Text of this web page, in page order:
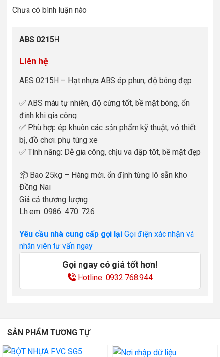
Chưa có bình luận nào
ABS 0215H
Liên hệ
ABS 0215H – Hạt nhựa ABS ép phun, độ bóng đẹp
✅ ABS màu tự nhiên, độ cứng tốt, bề mặt bóng, ổn
định khi gia công
✅ Phù hợp ép khuôn các sản phẩm kỹ thuật, vỏ thiết
bị, đồ chơi, phụ tùng xe
✅ Tính năng: Dễ gia công, chịu va đập tốt, bề mặt đẹp
📦 Bao 25kg – Hàng mới, ổn định từng lô sẵn kho
Đồng Nai
Giá cả thương lượng
Lh em: 0986. 470. 726
Yêu cầu nhà cung cấp gọi lại Gọi điện xác nhận và
nhân viên tư vấn ngay
Gọi ngay có giá tốt hơn!
Hotline: 0932.768.944
SẢN PHẨM TƯƠNG TỰ